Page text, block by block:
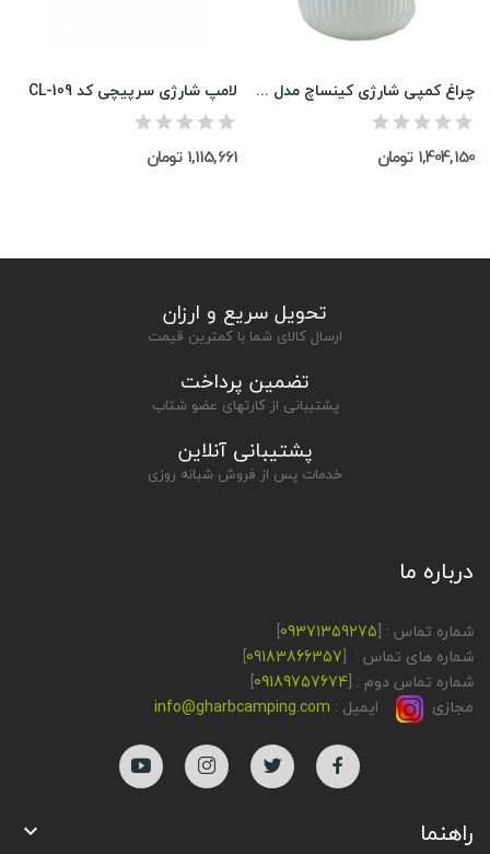
لامپ شارژی سرپیچی کد CL-109
1,115,661 تومان
چراغ کمپی شارژی کینساچ مدل Ks-8201
1,404,150 تومان
تحویل سریع و ارزان
ارسال کالای شما با کمترین قیمت
تضمین پرداخت
پشتیبانی از کارتهای عضو شتاب
پشتیبانی آنلاین
خدمات پس از فروش شبانه روزی
درباره ما
شماره تماس : [09371359275
]
شماره های تماس : [09183866357
]
شماره تماس دوم : [09189757674
]
مجازی
ایمیل : info@gharbcamping.com
راهنما 